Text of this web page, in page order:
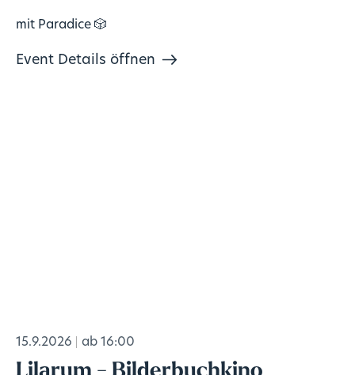
mit Paradice 🎲
Event Details öffnen
15.9.2026 ab 16:00